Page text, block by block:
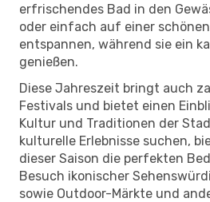
erfrischendes Bad in den
oder einfach auf einer schönen
entspannen, während sie ein
genießen.
Diese Jahreszeit bringt auch
Festivals und bietet einen
Kultur und Traditionen der
kulturelle Erlebnisse suchen,
dieser Saison die perfekten
Besuch ikonischer
sowie Outdoor-Märkte und